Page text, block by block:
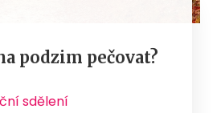
podzim pečovat?
sdělení